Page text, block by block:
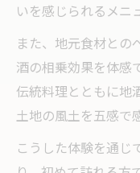
いを感じられるメニ
また、地元食材との
酒の相乗効果を体感
伝統料理とともに地
土地の風土を五感で
こうした体験を通じ